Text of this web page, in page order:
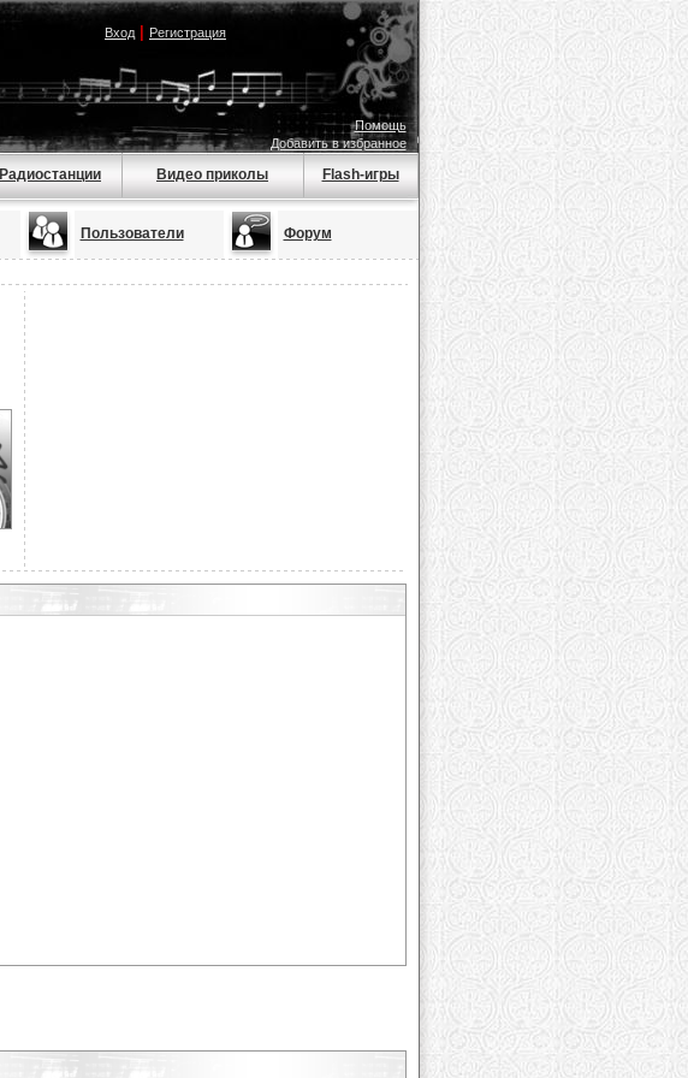
Вход| Регистрация
Помощь
Добавить в избранное
Радиостанции Видео приколы Flash-игры
Пользователи Форум